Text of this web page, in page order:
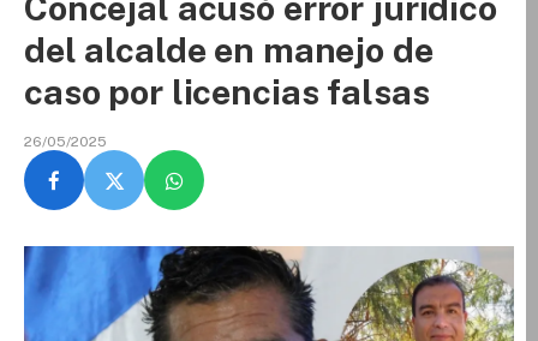
del alcalde en manejo de
caso por licencias falsas
26/05/2025